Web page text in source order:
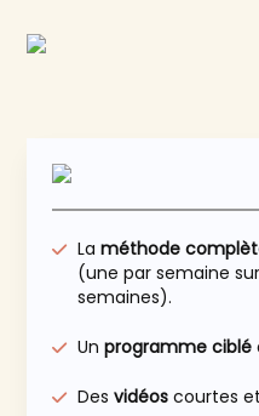
Laméthode
(une par semaine
semaines).
Unprogramme ciblé
Desvidéos courtes